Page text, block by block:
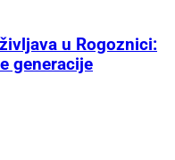
u Rogoznici:
generacije